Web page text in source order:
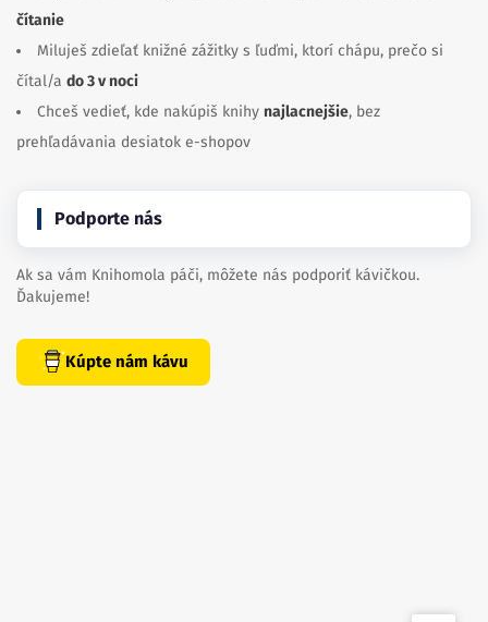
čítanie
Miluješ zdieľať knižné zážitky s ľuďmi, ktorí chápu, prečo si
čítal/a do 3 v noci
Chceš vedieť, kde nakúpiš knihy najlacnejšie, bez
prehľadávania desiatok e-shopov
Podporte nás
Ak sa vám Knihomola páči, môžete nás podporiť kávičkou.
Ďakujeme!
Kúpte nám kávu